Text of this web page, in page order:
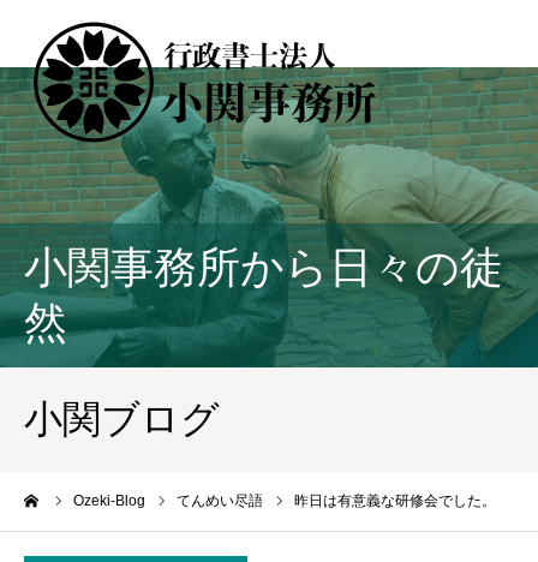
小関事務所から日々の徒
然
小関ブログ
Ozeki-Blog てんめい尽語 昨日は有意義な研修会でした。